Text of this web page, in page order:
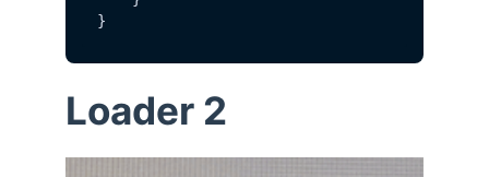
Loader 2